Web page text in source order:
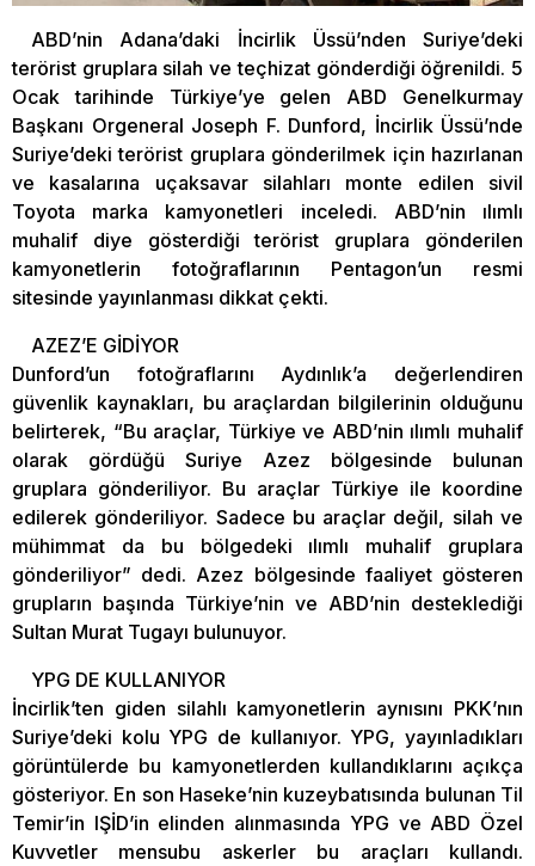
ABD’nin Adana’daki İncirlik Üssü’nden Suriye’deki
terörist gruplara silah ve teçhizat gönderdiği öğrenildi. 5
Ocak tarihinde Türkiye’ye gelen ABD Genelkurmay
Başkanı Orgeneral Joseph F. Dunford, İncirlik Üssü’nde
Suriye’deki terörist gruplara gönderilmek için hazırlanan
ve kasalarına uçaksavar silahları monte edilen sivil
Toyota marka kamyonetleri inceledi. ABD’nin ılımlı
muhalif diye gösterdiği terörist gruplara gönderilen
kamyonetlerin fotoğraflarının Pentagon’un resmi
sitesinde yayınlanması dikkat çekti.
AZEZ’E GİDİYOR
Dunford’un fotoğraflarını Aydınlık’a değerlendiren
güvenlik kaynakları, bu araçlardan bilgilerinin olduğunu
belirterek, “Bu araçlar, Türkiye ve ABD’nin ılımlı muhalif
olarak gördüğü Suriye Azez bölgesinde bulunan
gruplara gönderiliyor. Bu araçlar Türkiye ile koordine
edilerek gönderiliyor. Sadece bu araçlar değil, silah ve
mühimmat da bu bölgedeki ılımlı muhalif gruplara
gönderiliyor” dedi. Azez bölgesinde faaliyet gösteren
grupların başında Türkiye’nin ve ABD’nin desteklediği
Sultan Murat Tugayı bulunuyor.
YPG DE KULLANIYOR
İncirlik’ten giden silahlı kamyonetlerin aynısını PKK’nın
Suriye’deki kolu YPG de kullanıyor. YPG, yayınladıkları
görüntülerde bu kamyonetlerden kullandıklarını açıkça
gösteriyor. En son Haseke’nin kuzeybatısında bulunan Til
Temir’in IŞİD’in elinden alınmasında YPG ve ABD Özel
Kuvvetler mensubu askerler bu araçları kullandı.